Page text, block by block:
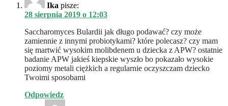
Ika pisze:
28 sierpnia 2019 o 12:03
Saccharomyces Bulardii jak długo podawać? czy może
zamiennie z innymi probiotykami? które polecasz? czy mam
się martwić wysokim molibdenem u dziecka z APW? ostatnie
badanie APW jakieś kiepskie wyszło bo pokazało wysokie
poziomy metali ciężkich a regularnie oczyszczam dziecko
Twoimi sposobami
Odpowiedz